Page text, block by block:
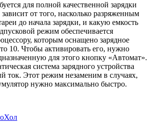
для полной качественной зарядки
от того, насколько разряженным
до начала зарядки, и какую емкость
режим обеспечивается
которым оснащено зарядное
10. Чтобы активировать его, нужно
для этого кнопку «Автомат».
система зарядного устройства
ток. Этот режим незаменим в случаях,
нужно максимально быстро.